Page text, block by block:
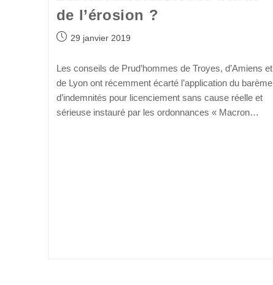
de l’érosion ?
29 janvier 2019
Les conseils de Prud’hommes de Troyes, d’Amiens et
de Lyon ont récemment écarté l’application du barème
d’indemnités pour licenciement sans cause réelle et
sérieuse instauré par les ordonnances « Macron…